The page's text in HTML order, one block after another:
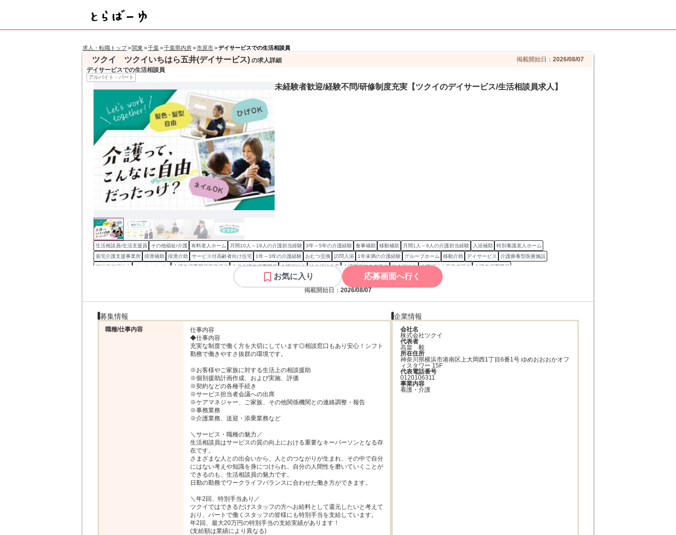
求人・転職トップ>関東 >千葉>千葉県内房>市原市>デイサービスでの生活相談員
ツクイ ツクイいちはら五井(デイサービス) の求人詳細 掲載開始日： 2026/08/07
デイサービスでの生活相談員
アルバイト・パート
未経験者歓迎/経験不問/研修制度充実【ツクイのデイサービス/生活相談員求人】
生活相談員/生活支援員 その他福祉/介護 有料老人ホーム 月間10人～19人の介護担当経験 3年～5年の介護経験 食事補助 移動補助 月間1人～9人の介護担当経験 入浴補助
特別養護老人ホーム
居宅介護支援事業所
排泄補助 排泄介助 サービス付高齢者向け住宅 1年～3年の介護経験 おむつ交換 訪問入浴 1年未満の介護経験 グループホーム 移動介助 デイサービス
介護療養型医療施設
精神保健福祉士
ホームヘルパー 介護支援専門員実務研修 主任介護支援専門員 介護福祉士 社会福祉主事 介護職員初任者研修 社会福祉士 介護福祉士実務者研修 介護支援専門員
お気に入り 応募画面へ行く
掲載開始日： 2026/08/07
募集情報
職種/仕事内容
仕事内容
◆仕事内容
充実な制度で働く方を大切にしています◎相談窓口もあり安心！シフト
勤務で働きやすさ抜群の環境です。
※お客様やご家族に対する生活上の相談援助
※個別援助計画作成、および実施、評価
※契約などの各種手続き
※サービス担当者会議への出席
※ケアマネジャー、ご家族、その他関係機関との連絡調整・報告
※事務業務
※介護業務、送迎・添乗業務など
＼サービス・職種の魅力／
生活相談員はサービスの質の向上における重要なキーパーソンとなる存
在です。
さまざまな人との出会いから、人とのつながりが生まれ、その中で自分
にはない考えや知識を身につけられ、自分の人間性を磨いていくことが
できるのも、生活相談員の魅力です。
日勤の勤務でワークライフバランスに合わせた働き方ができます。
＼年2回、特別手当あり／
ツクイではできるだけスタッフの方へお給料として還元したいと考えて
おり、パートで働くスタッフの皆様にも特別手当を支給しています。
年2回、最大20万円の特別手当の支給実績があります！
(支給額は業績により異なる)
企業情報
会社名
株式会社ツクイ
代表者
高畠　毅
所在住所
神奈川県横浜市港南区上大岡西1丁目6番1号 ゆめおおおかオフ
ィスタワー 15F
代表電話番号
0120106311
事業内容
看護・介護